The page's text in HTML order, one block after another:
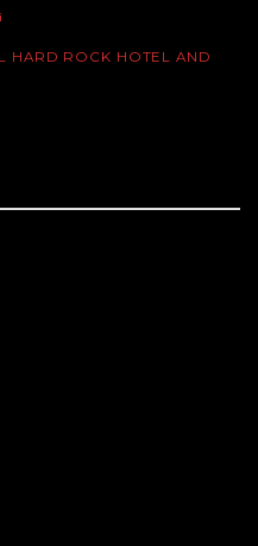
HARD ROCK HOTEL AND